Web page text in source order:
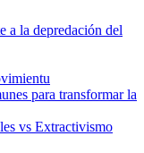
a la depredación del
para transformar la
vs Extractivismo